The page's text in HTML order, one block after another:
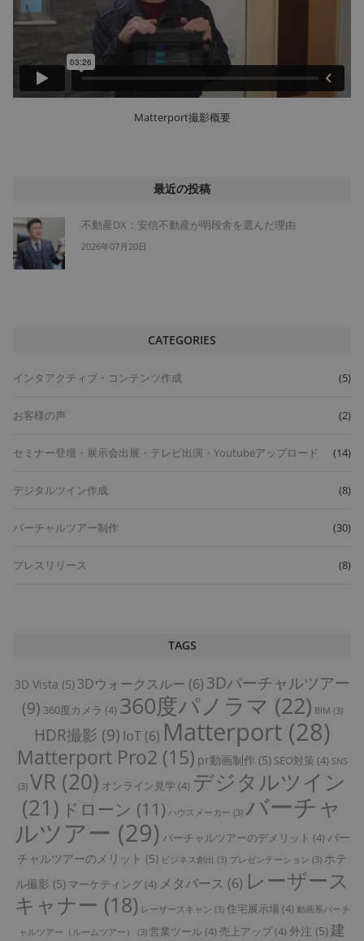
Matterport撮影概要
最近の投稿
不動産DX：安信不動産が明段舎を選んだ理由
2026年07月20日
CATEGORIES
インタアクティブ・コンテンツ作成 (5)
お客様の声 (2)
セミナー登壇・展示会出展・テレビ出演・Youtubeアップロード (14)
デジタルツイン作成 (8)
バーチャルツアー制作 (30)
プレスリリース (8)
TAGS
3D Vista (5) 3Dウォークスルー (6) 3Dバーチャルツアー
(9) 360度カメラ (4) 360度パノラマ (22) BIM (3)
HDR撮影 (9) IoT(6) Matterport(28)
Matterport Pro2 (15) pr動画制作 (5) SEO対策 (4) SNS
(3) VR (20) オンライン見学 (4) デジタルツイン
(21) ドローン (11) ハウスメーカー (3) バーチャ
ルツアー (29) バーチャルツアーのデメリット (4) バー
チャルツアーのメリット (5) ビジネス創出 (3) プレゼンテーション (3) ホテ
ル撮影 (5) マーケティング(4) メタバース (6) レーザース
キャナー (18) レーザースキャン (3) 住宅展示場 (4) 動画系バーチ
ャルツアー（ルームツアー）
(3) 営業ツール(4) 売上アップ(4) 外注 (5) 建